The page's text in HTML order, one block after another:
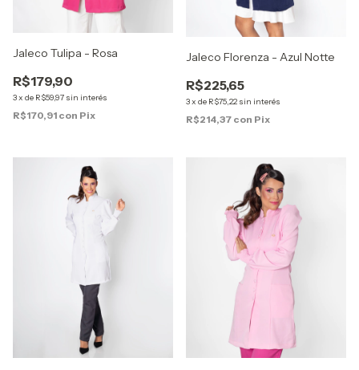
Jaleco Tulipa - Rosa
R$179,90
3x de R$59,97 sin interés
R$170,91 con Pix
Jaleco Florenza - Azul Notte
R$225,65
3x de R$75,22 sin interés
R$214,37 con Pix